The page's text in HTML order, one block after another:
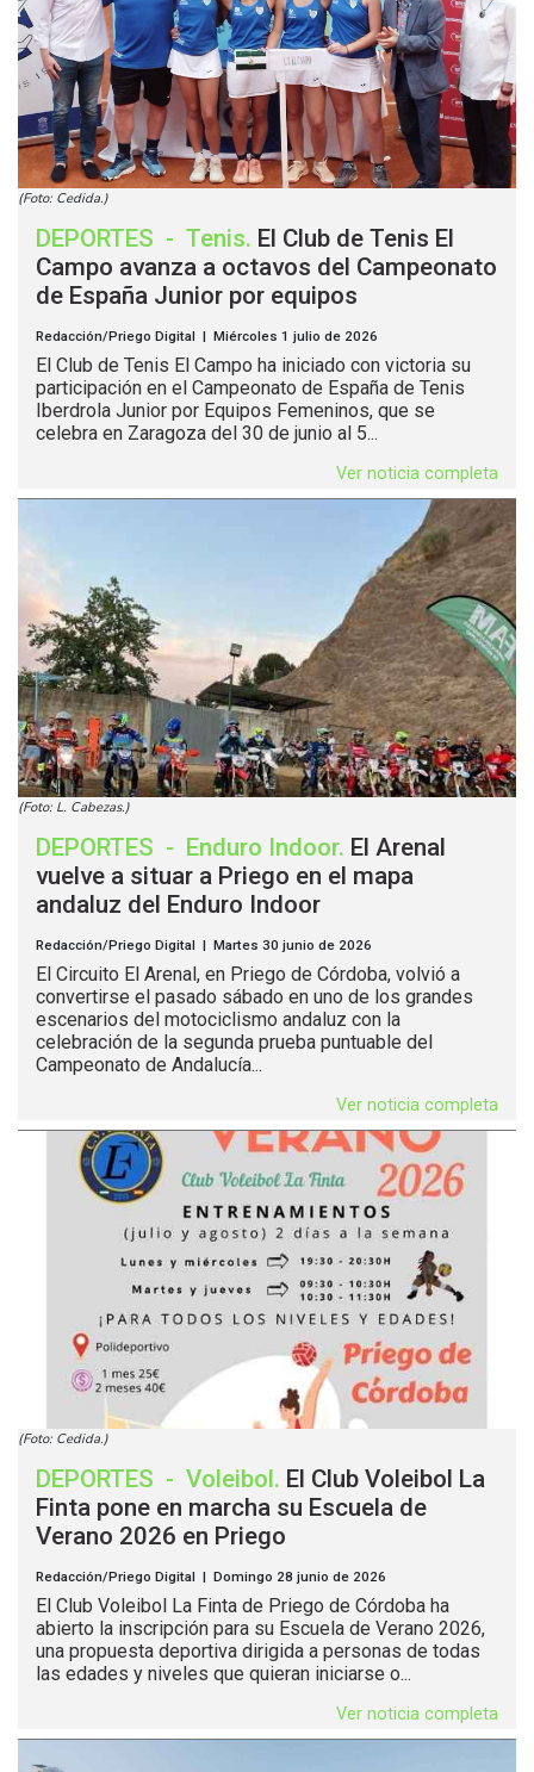
(Foto: Cedida.)
DEPORTES - Tenis. El Club de Tenis El
Campo avanza a octavos del Campeonato
de España Junior por equipos
Redacción/Priego Digital | Miércoles 1 julio de 2026
El Club de Tenis El Campo ha iniciado con victoria su
participación en el Campeonato de España de Tenis
Iberdrola Junior por Equipos Femeninos, que se
celebra en Zaragoza del 30 de junio al 5...
Ver noticia completa
(Foto: L. Cabezas.)
DEPORTES - Enduro Indoor. El Arenal
vuelve a situar a Priego en el mapa
andaluz del Enduro Indoor
Redacción/Priego Digital | Martes 30 junio de 2026
El Circuito El Arenal, en Priego de Córdoba, volvió a
convertirse el pasado sábado en uno de los grandes
escenarios del motociclismo andaluz con la
celebración de la segunda prueba puntuable del
Campeonato de Andalucía...
Ver noticia completa
(Foto: Cedida.)
DEPORTES - Voleibol. El Club Voleibol La
Finta pone en marcha su Escuela de
Verano 2026 en Priego
Redacción/Priego Digital | Domingo 28 junio de 2026
El Club Voleibol La Finta de Priego de Córdoba ha
abierto la inscripción para su Escuela de Verano 2026,
una propuesta deportiva dirigida a personas de todas
las edades y niveles que quieran iniciarse o...
Ver noticia completa